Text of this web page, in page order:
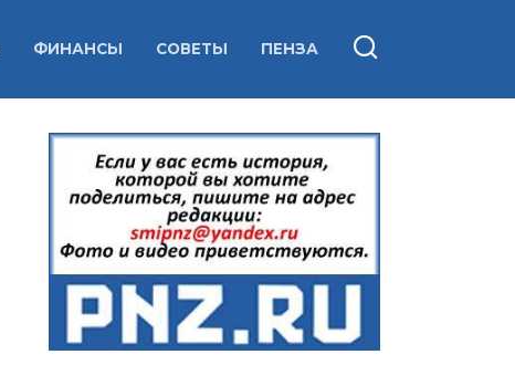
ФИНАНСЫ СОВЕТЫ ПЕНЗА